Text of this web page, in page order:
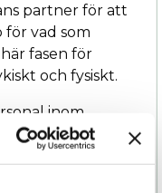
partner för att
för vad som
fasen för
och fysiskt.
inom
med de
uppstå i